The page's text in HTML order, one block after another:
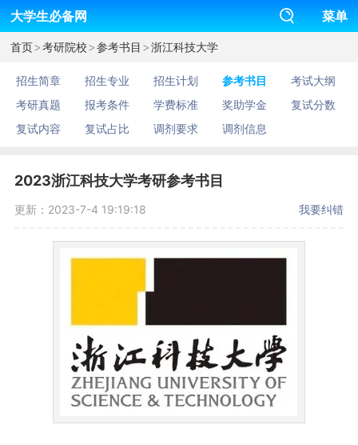
大学生必备网 菜单
首页>考研院校>参考书目 >浙江科技大学
招生简章 招生专业 招生计划 参考书目
考试大纲
考研真题
报考条件 学费标准 奖助学金
复试分数
复试内容
复试占比 调剂要求 调剂信息
2023浙江科技大学考研参考书目
更新：2023-7-4 19:19:18 我要纠错